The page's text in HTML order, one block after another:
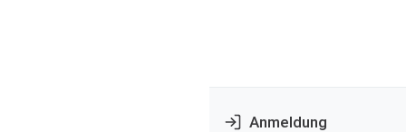
Anmeldung